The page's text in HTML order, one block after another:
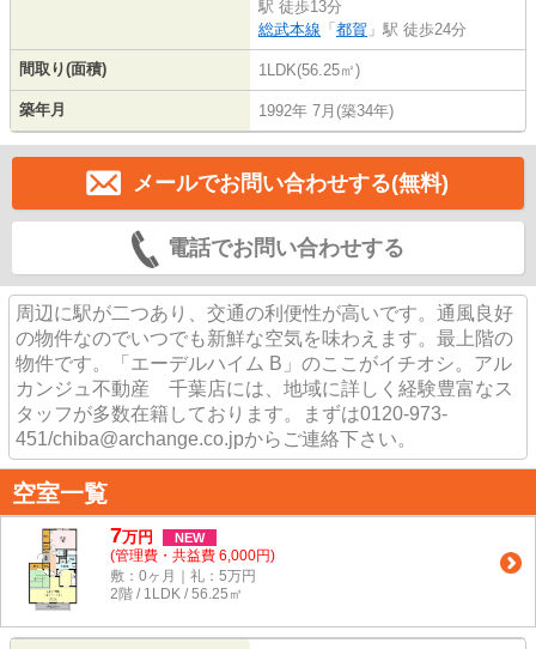
駅 徒歩13分
総武本線 「 都賀 」駅 徒歩24分
間取り(面積) 1LDK(56.25㎡)
築年月 1992年 7月(築34年)
メールでお問い合わせする(無料)
電話でお問い合わせする
周辺に駅が二つあり、交通の利便性が高いです。通風良好
の物件なのでいつでも新鮮な空気を味わえます。最上階の
物件です。「エーデルハイム B」のここがイチオシ。アル
カンジュ不動産 千葉店には、地域に詳しく経験豊富なス
タッフが多数在籍しております。まずは0120-973-
451/chiba@archange.co.jpからご連絡下さい。
空室一覧
7万円 NEW
(管理費・共益費 6,000円)
敷：0ヶ月｜礼：5万円
2階 / 1LDK / 56.25㎡